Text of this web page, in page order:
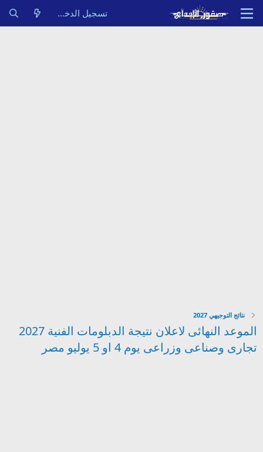
تسجيل الدخول
نتائج التوجيهي 2027
الموعد النهائى لاعلان نتيجة الدبلومات الفنية 2027
تجارى وصناعى وزراعى يوم 4 او 5 يوليو مصر